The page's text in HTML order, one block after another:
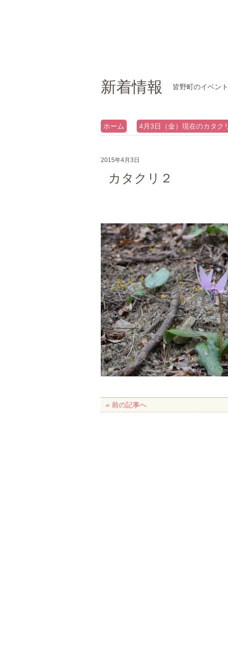
新着情報 皆野町のイベン
ホーム 4月3日（金）現在のカタク
2015年4月3日
カタクリ２
« 前の記事へ